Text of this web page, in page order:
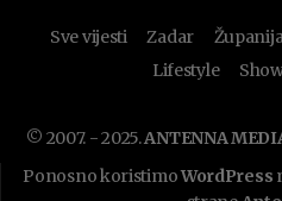
Sve vijesti Zadar
Lifestyle
© 2007. - 2025.ANTENNA
Ponosno koristimoWordPress